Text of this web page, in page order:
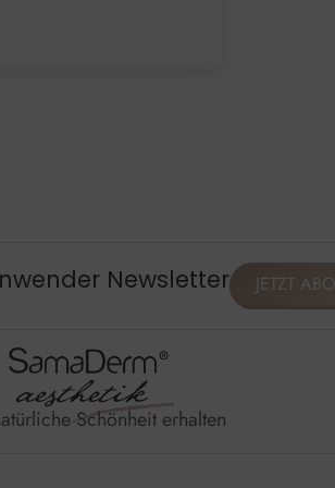
Newsletter JETZT
Schönheit erhalten